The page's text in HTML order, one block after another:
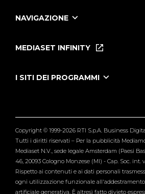
NAVIGAZIONE
Le Iene Presentano Inside
Tutti i servizi
MEDIASET INFINITY
I SITI DEI PROGRAMMI
Verissimo
Copyright © 1999-2026 RTI S.p.A. Business
Tutti i diritti riservati – Per la pubblicità
Mediaset N.V., sede legale Amsterdam (Paesi
46, 20093 Cologno Monzese (MI) - Cap. Soc. int.
Rispetto ai contenuti e ai dati personali
ogni utilizzazione funzionale
artificiale generativa. È altresì fatto divieto